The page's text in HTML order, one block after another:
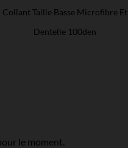
Collant Taille Basse Microfibre Et
Dentelle 100den
le moment.